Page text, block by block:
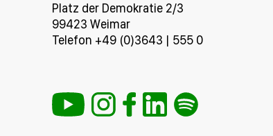
Platz der Demokratie 2/3
99423 Weimar
Telefon +49 (0)3643 | 555 0